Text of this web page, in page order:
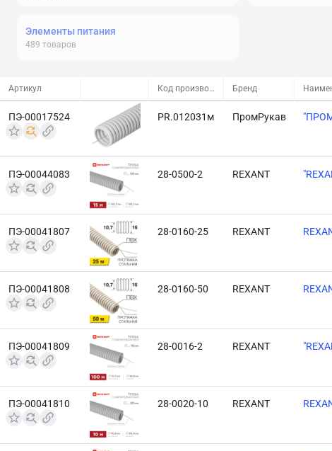
Элементы питания
489 товаров
Артикул Код производителя Бренд
ПЭ-00017524 PR.012031м ПромРукав
ПЭ-00044083 28-0500-2 REXANT
ПЭ-00041807 28-0160-25 REXANT
ПЭ-00041808 28-0160-50 REXANT
ПЭ-00041809 28-0016-2 REXANT
ПЭ-00041810 28-0020-10 REXANT